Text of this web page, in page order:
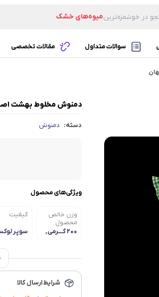
در خوشمزه‌ترینمیوه‌های خشک
لواشک‌های ارگانیک
میوه خشک مخلوط
میوه خشک هدیه
سوالات متداول مقالات تخصصی
دمنوش مخلوط بهشت
دسته: دمنوش
ویژگی‌های محصول
وزن خالص
محصول
200 گـــرمی,
کیفیت
سوپر
شرایط ارسال کالا